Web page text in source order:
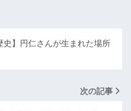
史】円仁さんが生まれた場所
次の記事